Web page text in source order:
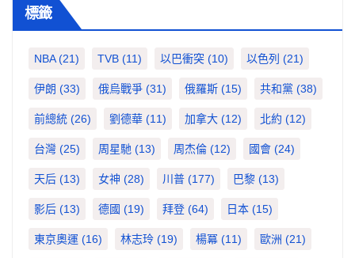
標籤
NBA(21) TVB (11) 以巴衝突 (10) 以色列 (21)
伊朗 (33) 俄烏戰爭 (31) 俄羅斯 (15) 共和黨 (38)
前總統 (26) 劉德華 (11) 加拿大 (12) 北約 (12)
台灣 (25) 周星馳 (13) 周杰倫 (12) 國會 (24)
天后 (13) 女神 (28) 川普 (177) 巴黎 (13)
影后 (13) 德國 (19) 拜登 (64) 日本 (15)
東京奧運 (16) 林志玲 (19) 楊冪 (11) 歐洲 (21)